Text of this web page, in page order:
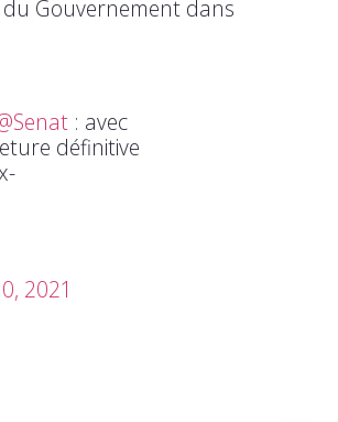
Gouvernement dans
: avec
définitive
2021